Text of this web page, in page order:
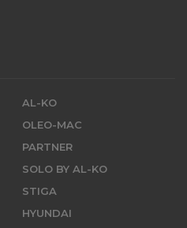
AL-KO
OLEO-MAC
PARTNER
SOLO BY AL-KO
STIGA
HYUNDAI